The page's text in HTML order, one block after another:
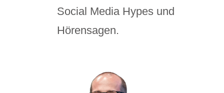
Social Media Hypes und
Hörensagen.